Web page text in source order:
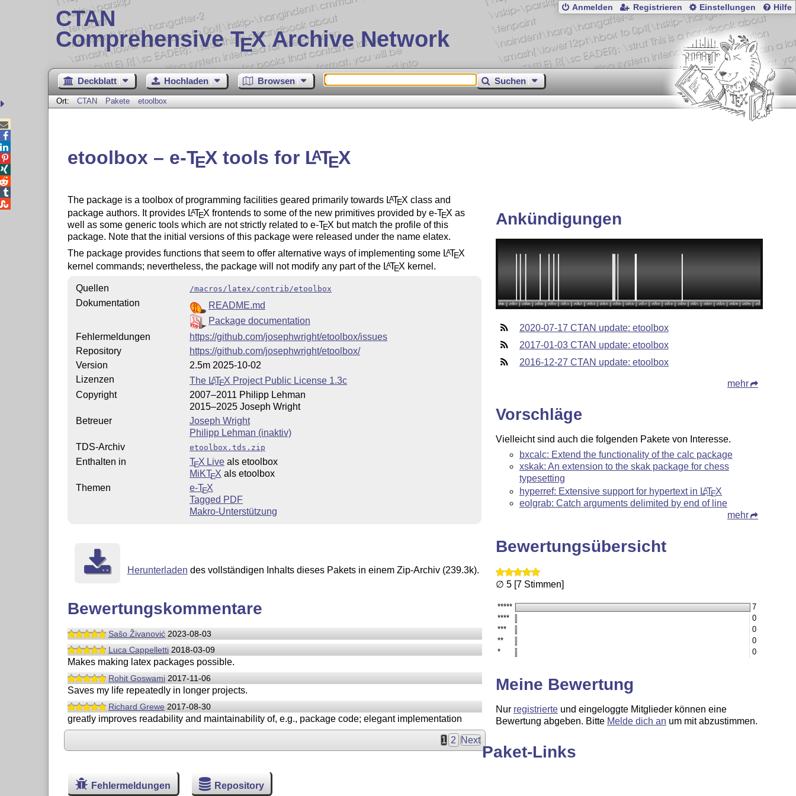
CTAN
Comprehensive TEX Archive Network
Anmelden Registrieren Einstellungen Hilfe
Deckblatt Hochladen Browsen Suchen
Ort: CTAN Pakete etoolbox
etoolbox – e-TEXtools for LATEX
The package is a toolbox of programming facilities geared primarily towards LATEX class and
package authors. It provides LATEX frontends to some of the new primitives provided by e-TEX as
well as some generic tools which are not strictly related to e-TEX but match the profile of this
package. Note that the initial versions of this package were released under the name elatex.
The package provides functions that seem to offer alternative ways of implementing some LATEX
kernel commands; nevertheless, the package will not modify any part of the LATEX kernel.
Quellen /macros/latex/contrib/etoolbox
Dokumentation
README.md
Package documentation
Fehlermeldungen
https://github.com/josephwright/etoolbox/issues
Repository
https://github.com/josephwright/etoolbox/
Version
2.5m 2025-10-02
Lizenzen
The LATEX Project Public License 1.3c
Copyright
2007–2011 Philipp Lehman
2015–2025 Joseph Wright
Betreuer
Joseph Wright
Philipp Lehman (inaktiv)
TDS-Archiv
etoolbox.tds.zip
Enthalten in TEX Liveals etoolbox
MiKTEX als etoolbox
Themen
e-TEX
Tagged PDF
Makro-Unterstützung
Herunterladen des vollständigen Inhalts dieses Pakets in einem Zip-Archiv (239.3k).
Bewertungskommentare
Sašo Živanović2023-08-03
Luca Cappelletti2018-03-09
Makes making latex packages possible.
Rohit Goswami2017-11-06
Saves my life repeatedly in longer projects.
Richard Grewe2017-08-30
greatly improves readability and maintainability of, e.g., package code; elegant implementation
1 2 Next
Ankündigungen
2020-07-17 CTAN update: etoolbox
2017-01-03 CTAN update: etoolbox
2016-12-27 CTAN update: etoolbox
mehr
Vorschläge
Vielleicht sind auch die folgenden Pakete von Interesse.
bxcalc: Extend the functionality of the calc package
xskak: An extension to the skak package for chess
typesetting
hyperref: Extensive support for hypertext in LATEX
eolgrab: Catch arguments delimited by end of line
mehr
Bewertungsübersicht
∅ 5 [7 Stimmen]
*****
7
****
0
***
0
**
0
*
0
Meine Bewertung
Nur registrierteund eingeloggte Mitglieder können eine
Bewertung abgeben. Bitte Melde dich an um mit abzustimmen.
Paket-Links
Fehlermeldungen Repository




